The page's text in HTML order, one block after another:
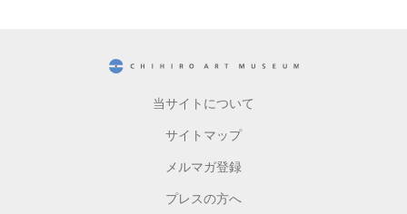
当サイトについて
サイトマップ
メルマガ登録
プレスの方へ